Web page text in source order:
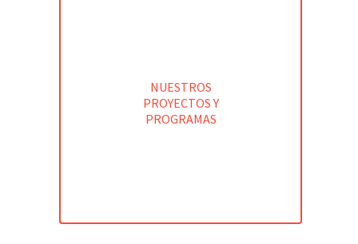
NUESTROS
PROYECTOS Y
PROGRAMAS